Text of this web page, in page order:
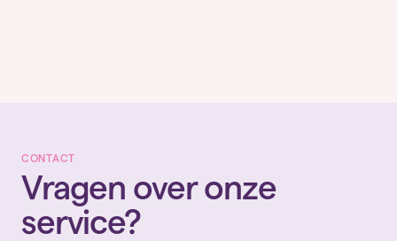
CONTACT
Vragen over onze
service?